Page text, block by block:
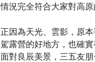
情況完全符合大家對高原
正因為天光、雲影，原
駕露營的好地方，也確
面對良辰美景，三五友